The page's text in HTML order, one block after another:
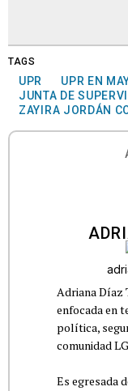
TAGS
UPR UPR EN
JUNTA DE
ZAYIRA JORDÁN
Adriana Díaz
enfocada en
política,
comunidad
Es egresada